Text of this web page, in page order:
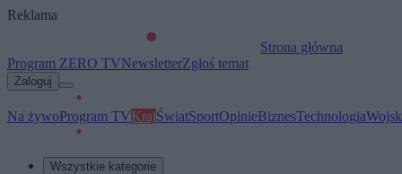
Reklama
Strona główna
Program ZERO TVNewsletterZgłoś temat
Zaloguj
Na żywoProgram TVKrajŚwiatSportOpinieBiznesTechnologia
Wszystkie kategorie